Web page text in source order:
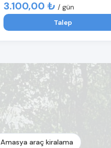
3.100,00 ₺ / gün
Talep
Amasya araç kiralama